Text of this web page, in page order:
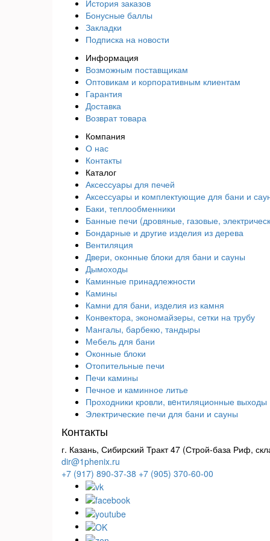
История заказов
Бонусные баллы
Закладки
Подписка на новости
Информация
Возможным поставщикам
Оптовикам и корпоративным клиентам
Гарантия
Доставка
Возврат товара
Компания
О нас
Контакты
Каталог
Аксессуары для печей
Аксессуары и комплектующие для бани и
Баки, теплообменники
Банные печи (дровяные, газовые,
Бондарные и другие изделия из дерева
Вентиляция
Двери, оконные блоки для бани и сауны
Дымоходы
Каминные принадлежности
Камины
Камни для бани, изделия из камня
Конвектора, экономайзеры, сетки на трубу
Мангалы, барбекю, тандыры
Мебель для бани
Оконные блоки
Отопительные печи
Печи камины
Печное и каминное литье
Проходники кровли, вeнтиляционные выходы
Электрические печи для бани и сауны
Контакты
г. Казань, Сибирский Тракт 47 (Строй-база Риф,
dir@1phenix.ru
+7 (917) 890-37-38 +7 (905) 370-60-00